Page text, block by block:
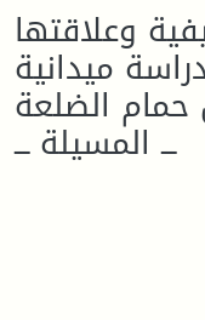
وعلاقتها
ميدانية
حمام الضلعة
ـــ المسيلة ـــ